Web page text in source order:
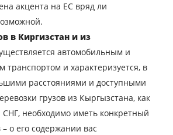
акцента на ЕС вряд ли
в Киргизстан и из
автомобильным и
и характеризуется, в
расстояниями и доступными
грузов из Кыргызстана, как
СНГ, необходимо иметь конкретный
– о его содержании вас
заявку, вы соглашаетесь на
персональных данных.
ОТПРАВИТЬ